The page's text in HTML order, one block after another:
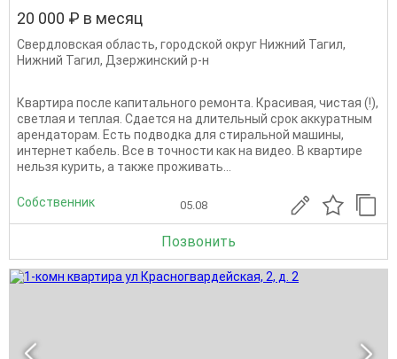
20 000 ₽ в месяц
Свердловская область, городской округ Нижний Тагил,
Нижний Тагил, Дзержинский р-н
Квартира после капитального ремонта. Красивая, чистая (!),
светлая и теплая. Сдается на длительный срок аккуратным
арендаторам. Есть подводка для стиральной машины,
интернет кабель. Все в точности как на видео. В квартире
нельзя курить, а также проживать...
Собственник 05.08
Позвонить